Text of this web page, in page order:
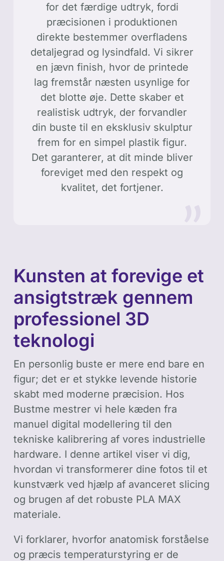
for det færdige udtryk, fordi
præcisionen i produktionen
direkte bestemmer overfladens
detaljegrad og lysindfald. Vi sikrer
en jævn finish, hvor de printede
lag fremstår næsten usynlige for
det blotte øje. Dette skaber et
realistisk udtryk, der forvandler
din buste til en eksklusiv skulptur
frem for en simpel plastik figur.
Det garanterer, at dit minde bliver
foreviget med den respekt og
kvalitet, det fortjener.
Kunsten at forevige et
ansigtstræk gennem
professionel 3D
teknologi
En personlig buste er mere end bare en
figur; det er et stykke levende historie
skabt med moderne præcision. Hos
Bustme mestrer vi hele kæden fra
manuel digital modellering til den
tekniske kalibrering af vores industrielle
hardware. I denne artikel viser vi dig,
hvordan vi transformerer dine fotos til et
kunstværk ved hjælp af avanceret slicing
og brugen af det robuste PLA MAX
materiale.
Vi forklarer, hvorfor anatomisk forståelse
og præcis temperaturstyring er de